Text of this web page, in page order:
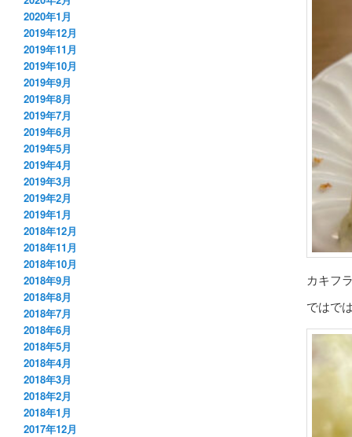
カキフ
ではで
2020年1月
2019年12月
2019年11月
2019年10月
2019年9月
2019年8月
2019年7月
2019年6月
2019年5月
2019年4月
2019年3月
2019年2月
2019年1月
2018年12月
2018年11月
2018年10月
2018年9月
2018年8月
2018年7月
2018年6月
2018年5月
2018年4月
2018年3月
2018年2月
2018年1月
2017年12月